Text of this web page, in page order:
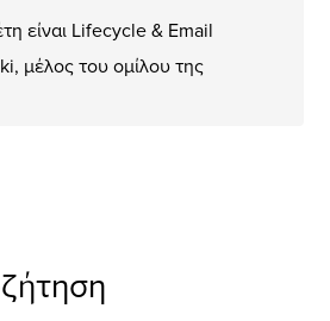
είναι Lifecycle & Email
μέλος του ομίλου της